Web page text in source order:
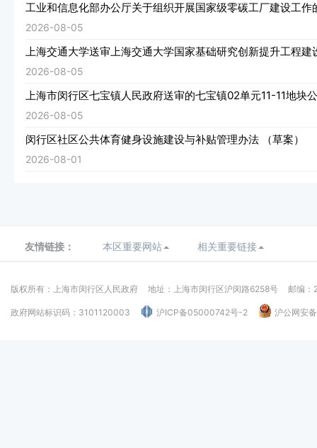
工业和信息化部办公厅关于组织开展国家级零碳工厂建设工作
2026-08-05
上海交通大学送审上海交通大学国家基础研究创新提升工程
2026-08-05
上海市闵行区七宝镇人民政府送审的七宝镇02单元11-11地块
2026-08-05
闵行区社区公共体育健身设施建设与补贴管理办法 （草案）
2026-08-01
友情链接： 本区重要网站 相关重要链接
版权所有：上海市闵行区人民政府 地址：上海市闵行区沪闵路6258号 邮编：
政府网站标识码：3101120003 沪ICP备05000742号-2 沪公网安